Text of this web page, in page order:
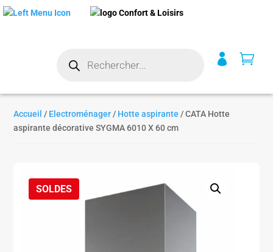
produits
 
Accueil / Electroménager / Hotte aspirante / CATA Hotte
aspirante décorative SYGMA 6010 X 60 cm
SOLDES